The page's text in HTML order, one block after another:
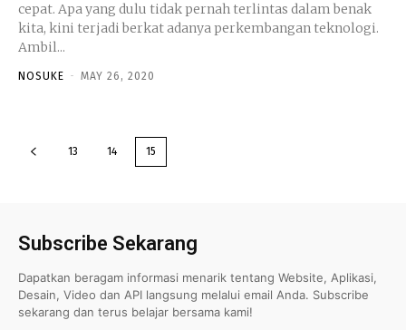
cepat. Apa yang dulu tidak pernah terlintas dalam benak
kita, kini terjadi berkat adanya perkembangan teknologi.
Ambil...
NOSUKE - MAY 26, 2020
13 14 15
Subscribe Sekarang
Dapatkan beragam informasi menarik tentang Website, Aplikasi,
Desain, Video dan API langsung melalui email Anda. Subscribe
sekarang dan terus belajar bersama kami!